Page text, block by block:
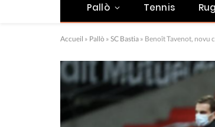
Pallò Tennis
Accueil » Pallò » SC Bastia » Benoît Tavenot, novu